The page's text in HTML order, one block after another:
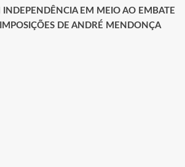
INDEPENDÊNCIA EM MEIO AO EMBATE
DE ANDRÉ MENDONÇA